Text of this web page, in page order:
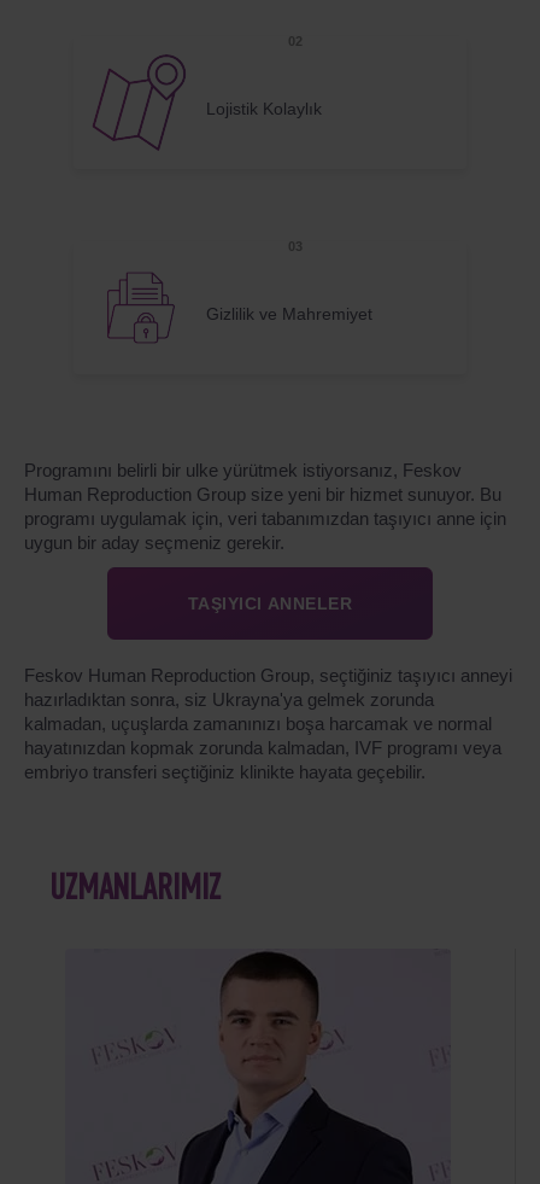
Lojistik Kolaylık
Gizlilik ve Mahremiyet
Programını belirli bir ulke yürütmek istiyorsanız, Feskov
Human Reproduction Group size yeni bir hizmet sunuyor. Bu
programı uygulamak için, veri tabanımızdan taşıyıcı anne için
uygun bir aday seçmeniz gerekir.
TAŞIYICI ANNELER
Feskov Human Reproduction Group, seçtiğiniz taşıyıcı anneyi
hazırladıktan sonra, siz Ukrayna'ya gelmek zorunda
kalmadan, uçuşlarda zamanınızı boşa harcamak ve normal
hayatınızdan kopmak zorunda kalmadan, IVF programı veya
embriyo transferi seçtiğiniz klinikte hayata geçebilir.
UZMANLARIMIZ